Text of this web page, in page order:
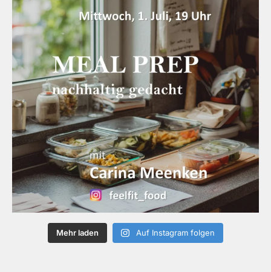
Mehr laden Auf Instagram folgen